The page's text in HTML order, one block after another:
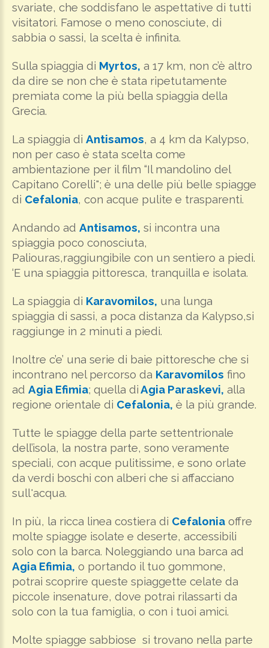
svariate, che soddisfano le aspettative di tutti
visitatori. Famose o meno conosciute, di
sabbia o sassi, la scelta è infinita.
Sulla spiaggia di Myrtos, a 17 km, non c’è altro
da dire se non che è stata ripetutamente
premiata come la più bella spiaggia della
Grecia.
La spiaggia di Antisamos, a 4 km da Kalypso,
non per caso è stata scelta come
ambientazione per il film “Il mandolino del
Capitano Corelli"; è una delle più belle spiagge
di Cefalonia, con acque pulite e trasparenti.
Andando ad Antisamos, si incontra una
spiaggia poco conosciuta,
Paliouras,raggiungibile con un sentiero a piedi.
‘E una spiaggia pittoresca, tranquilla e isolata.
La spiaggia di Karavomilos, una lunga
spiaggia di sassi, a poca distanza da Kalypso,si
raggiunge in 2 minuti a piedi.
Inoltre c’e’ una serie di baie pittoresche che si
incontrano nel percorso da Karavomilos fino
ad Agia Efimia; quella diAgia Paraskevi, alla
regione orientale di Cefalonia, è la più grande.
Tutte le spiagge della parte settentrionale
dell’isola, la nostra parte, sono veramente
speciali, con acque pulitissime, e sono orlate
da verdi boschi con alberi che si affacciano
sull'acqua.
In più, la ricca linea costiera di Cefalonia offre
molte spiagge isolate e deserte, accessibili
solo con la barca. Noleggiando una barca ad
Agia Efimia, o portando il tuo gommone,
potrai scoprire queste spiaggette celate da
piccole insenature, dove potrai rilassarti da
solo con la tua famiglia, o con i tuoi amici.
Molte spiagge sabbiose si trovano nella parte